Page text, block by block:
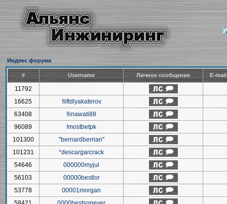
Индекс форума
# Username Личное сообщение E-
11792
16625
!liftdlyakaterov
63408
!linawati88
96089
!mostbetpk
101300
"bernardberrian"
101231
*descargarcrack
54646
000000myjul
56103
00000bestlor
53778
00001morgan